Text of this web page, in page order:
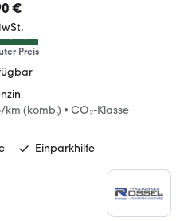
€
Preis
km (komb.) • CO₂-Klasse
Einparkhilfe